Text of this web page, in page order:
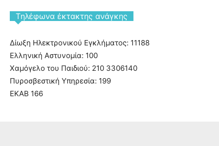
Tηλέφωνα έκτακτης ανάγκης
Δίωξη Ηλεκτρονικού Εγκλήματος: 11188
Ελληνική Αστυνομία: 100
Χαμόγελο του Παιδιού: 210 3306140
Πυροσβεστική Υπηρεσία: 199
ΕΚΑΒ 166